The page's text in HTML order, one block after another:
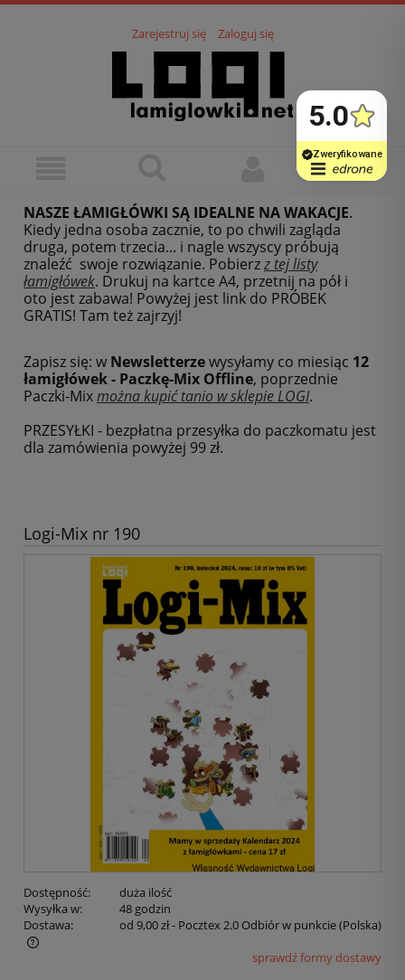
Zarejestruj się Zaloguj się
NASZE ŁAMIGŁÓWKI SĄ IDEALNE NA WAKACJE.
Kiedy jedna osoba zacznie, to po chwili zagląda
druga, potem trzecia... i nagle wszyscy próbują
znaleźć swoje rozwiązanie. Pobierzz tej listy
łamigłówek. Drukuj na kartce A4, przetnij na pół i
oto jest zabawa! Powyżej jest link do PRÓBEK
GRATIS! Tam też zajrzyj!
Zapisz się: w Newsletterzewysyłamy co miesiąc 12
łamigłówek - Paczkę-Mix Offline, poprzednie
Paczki-Mixmożna kupić tanio w sklepie LOGI.
PRZESYŁKI - bezpłatna przesyłka do paczkomatu jest
dla zamówienia powyżej 99 zł.
Logi-Mix nr 190
Dostępność:
duża ilość
Wysyłka w:
48 godzin
Dostawa:
od 9,00 zł- Pocztex 2.0 Odbiór w punkcie(Polska)
sprawdź formy dostawy